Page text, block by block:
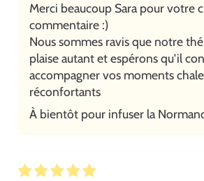
Merci beaucoup Sara pour votre
commentaire :)
Nous sommes ravis que notre
plaise autant et espérons qu'il
accompagner vos moments
réconfortants
À bientôt pour infuser la